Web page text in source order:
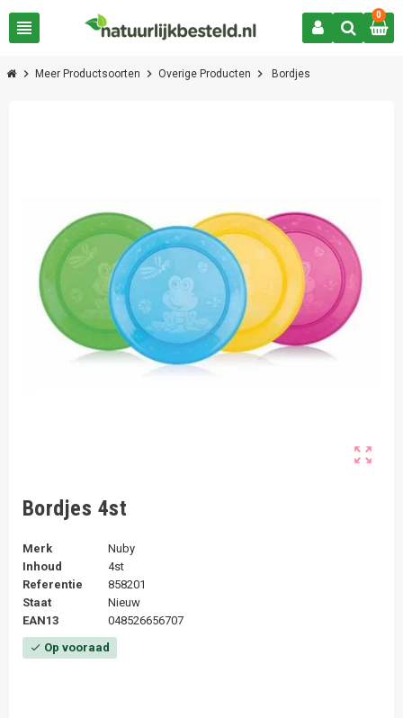
view_headline
0
chevron_right Meer Productsoorten chevron_right Overige Producten chevron_right Bordjes
zoom_out_map
Bordjes 4st
Merk
Nuby
Inhoud
4st
Referentie
858201
Staat
Nieuw
EAN13
048526656707
check Op vooraad